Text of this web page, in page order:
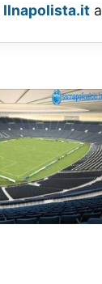
Ilnapolista.it